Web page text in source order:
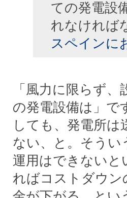
ての発電設
れなければ
スペインに
「風力に限らず
の発電設備は」で
しても、発電所
ない、と。そうい
運用はできないと
ればコストダウ